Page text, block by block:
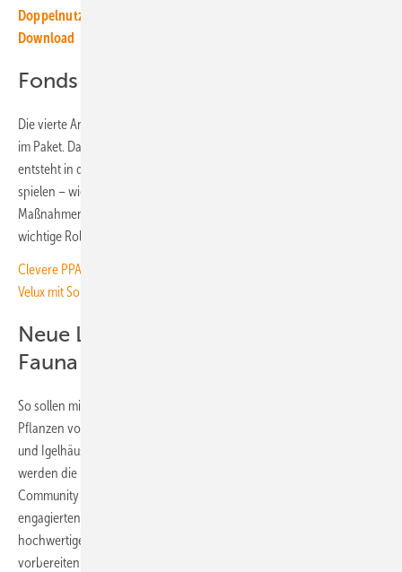
Doppelnutzung von Flächen: Das Spezial zur Agri-PV zum
Download
Fonds für Gemeindeunterstützung
Die vierte Anlage Corner Copse ist mit 72 Megawatt das größte Projekt
im Paket. Das Projekt ist ebenfalls schon baureif. Der Solarpark
entsteht in der Nähe von Swindon, Wiltshire, in Südengland. Auch hier
spielen – wie bei allen vier Projekten – biodiversitätsfördernde
Maßnahmen sowie Unterstützungsleistungen für die Gemeinden eine
wichtige Rolle.
Clevere PPA-Kombination: Agri-PV-Solarpark in Spanien versorgt
Velux mit Sonnenstrom
Neue Lebensräume für Flora und
Fauna
So sollen mit dem Anlegen von Wildblumenwiesen und Grasland, dem
Pflanzen von Bäumen sowie der Aufstellung von Fledermauskästen
und Igelhäusern neue Lebensräume geschaffen werden. Zudem
werden die Bürger:innen und Gemeinden durch sogenannte
Community benefit packages unterstützt. „Dank dem Einsatz unseres
engagierten Teams im Vereinigten Königreich konnten wir diese
hochwertigen Solarprojekte für eine erfolgreiche Bauphase
vorbereiten. Diese wird bald beginnen und damit einen zeitnahen